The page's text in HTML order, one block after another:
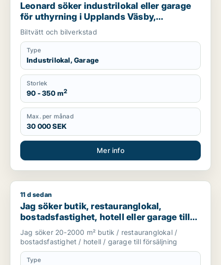
Leonard söker industrilokal eller garage
för uthyrning i Upplands Väsby,
Vallentuna eller Österåker m.fl.
Biltvätt och bilverkstad
Type
Industrilokal, Garage
Storlek
90 - 350 m2
Max. per månad
30 000 SEK
Mer info
Jag söker butik, restauranglokal, bostadsfastighet, hotell
11 d sedan
Jag söker butik, restauranglokal,
bostadsfastighet, hotell eller garage till
salu i Stockholms län
Jag söker 20-2000 m² butik / restauranglokal /
bostadsfastighet / hotell / garage till försäljning
Type